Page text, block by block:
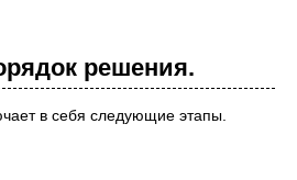
решения.
в себя следующие этапы.